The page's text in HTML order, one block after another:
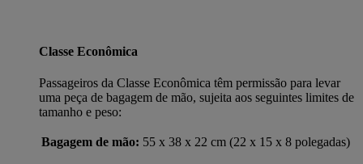
Classe Econômica
Passageiros da Classe Econômica têm permissão para levar
uma peça de bagagem de mão, sujeita aos seguintes limites de
tamanho e peso:
Bagagem de mão: 55 x 38 x 22 cm (22 x 15 x 8 polegadas)